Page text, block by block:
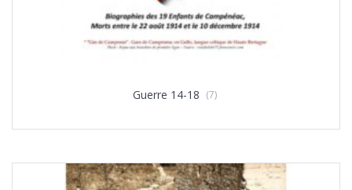
Guerre 14-18 (7)